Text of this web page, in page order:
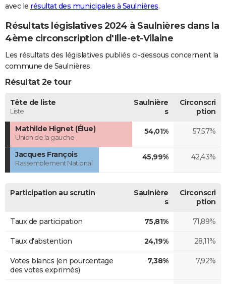
avec le résultat des municipales à Saulnières.
Résultats législatives 2024 à Saulnières dans la
4ème circonscription d'Ille-et-Vilaine
Les résultats des législatives publiés ci-dessous concernent la
commune de Saulnières.
Résultat 2e tour
Tête de liste
Liste
Saulnière
s
Circonscri
ption
Mathilde Hignet (Élue)
Union de la gauche
54,01% 57,57%
Jacques François
Rassemblement National
45,99% 42,43%
Participation au scrutin
Saulnière
s
Circonscri
ption
Taux de participation 75,81% 71,89%
Taux d'abstention 24,19% 28,11%
Votes blancs (en pourcentage
des votes exprimés)
7,38% 7,92%